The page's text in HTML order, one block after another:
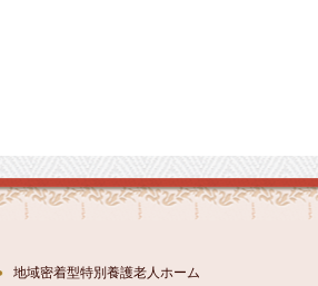
地域密着型特別養護老人ホーム